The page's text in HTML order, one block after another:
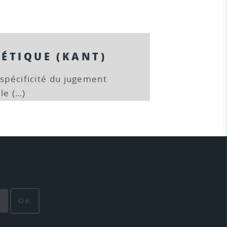
(KANT)
du jugement
(…)
OK